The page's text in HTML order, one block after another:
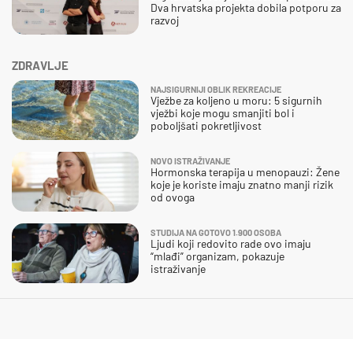
ZDRAVLJE
NAJSIGURNIJI OBLIK REKREACIJE
Vježbe za koljeno u moru: 5 sigurnih
vježbi koje mogu smanjiti bol i
poboljšati pokretljivost
NOVO ISTRAŽIVANJE
Hormonska terapija u menopauzi: Žene
koje je koriste imaju znatno manji rizik
od ovoga
STUDIJA NA GOTOVO 1.900 OSOBA
Ljudi koji redovito rade ovo imaju
“mlađi” organizam, pokazuje
istraživanje
Dva hrvatska projekta dobila potporu za
razvoj